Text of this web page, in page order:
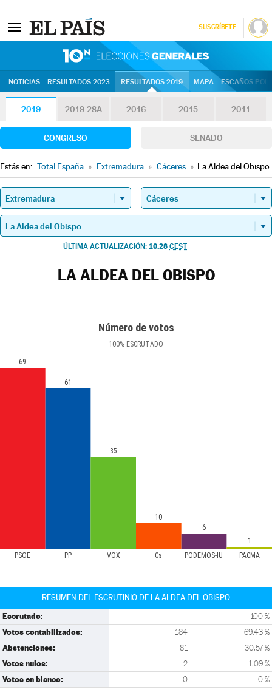
SUSCRÍBETE
NOTICIAS RESULTADOS 2023 RESULTADOS 2019 MAPA ESCAÑOS
2019 2019-28A 2016 2015 2011
CONGRESO SENADO
Estás en: Total España » Extremadura » Cáceres » La Aldea del Obispo
ÚLTIMA ACTUALIZACIÓN: 10.28 CEST
LA ALDEA DEL OBISPO
Número de votos
100% ESCRUTADO
PSOE PP VOX Cs PODEMOS-IU PACMA
69
61
35
10
6
1
RESUMEN DEL ESCRUTINIO DE LA ALDEA DEL OBISPO
Escrutado: 100 %
Votos contabilizados: 184 69,43 %
Abstenciones: 81 30,57 %
Votos nulos: 2 1,09 %
Votos en blanco: 0 0 %